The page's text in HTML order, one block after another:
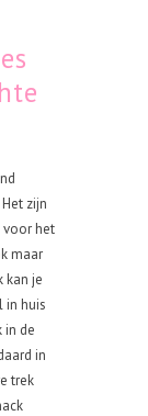
zijn
voor het
maar
kan je
in huis
in de
in
trek